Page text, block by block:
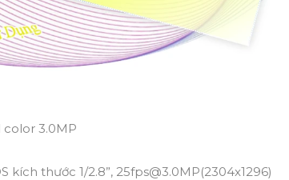
color 3.0MP
kích thước 1/2.8”, 25fps@3.0MP(2304x1296)